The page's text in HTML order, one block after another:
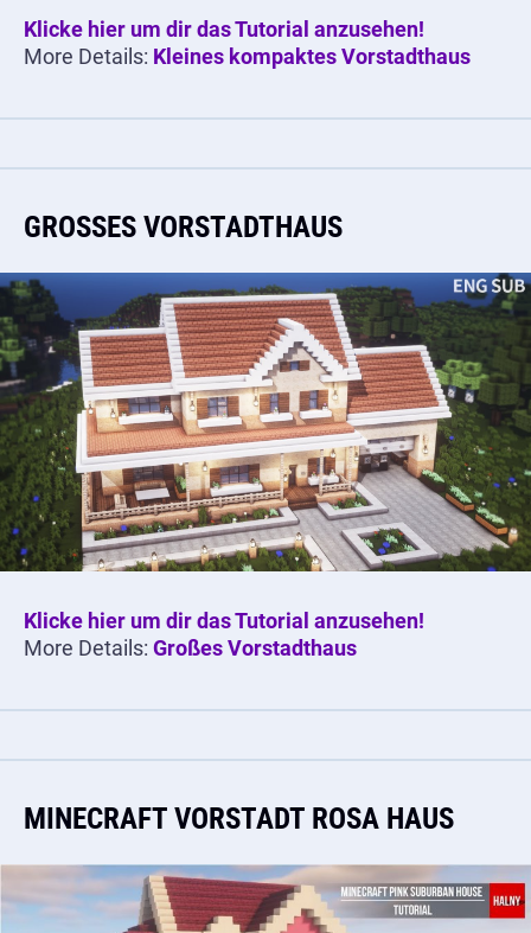
Klicke hier um dir das Tutorial anzusehen!
More Details: Kleines kompaktes Vorstadthaus
GROSSES VORSTADTHAUS
Klicke hier um dir das Tutorial anzusehen!
More Details: Großes Vorstadthaus
MINECRAFT VORSTADT ROSA HAUS